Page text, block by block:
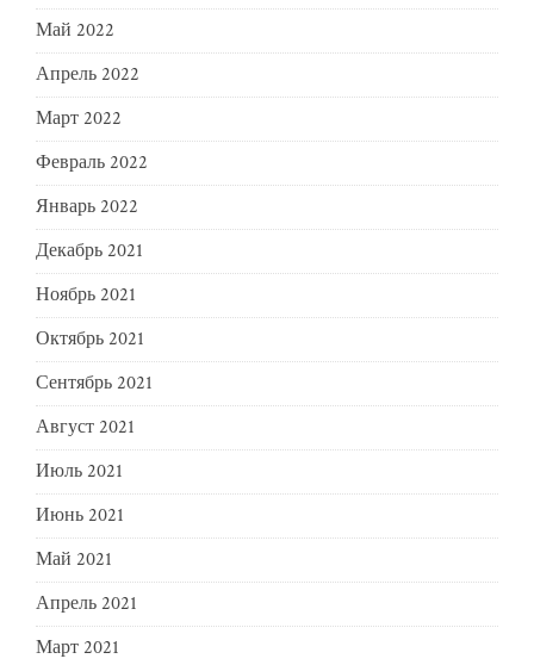
Май 2022
Апрель 2022
Март 2022
Февраль 2022
Январь 2022
Декабрь 2021
Ноябрь 2021
Октябрь 2021
Сентябрь 2021
Август 2021
Июль 2021
Июнь 2021
Май 2021
Апрель 2021
Март 2021